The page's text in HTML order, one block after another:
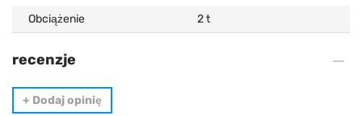
Obciążenie
2 t
recenzje
+ Dodaj opinię